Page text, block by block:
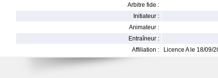
Arbitre fide :
Initiateur :
Animateur :
Entraîneur :
Affiliation :
Licence A le 18/09/